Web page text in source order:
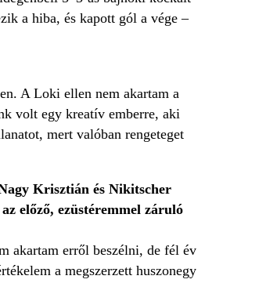
a hiba, és kapott gól a vége –
A Loki ellen nem akartam a
volt egy kreatív emberre, aki
mert valóban rengeteget
Krisztián és Nikitscher
előző, ezüstéremmel záruló
akartam erről beszélni, de fél év
a megszerzett huszonegy